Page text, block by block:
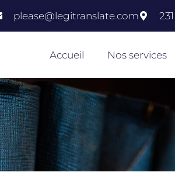
please@legitranslate.com
Accueil Nos services